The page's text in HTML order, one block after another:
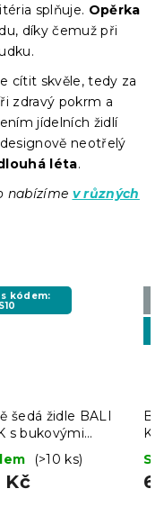
splňuje. Opěrka
díky čemuž při
cítit skvěle, tedy za
zdravý pokrm a
jídelních židlí
neotřelý
léta.
nabízíme v různých
s kódem:
šedá židle BALI
s bukovými
(>10 ks)
Kč